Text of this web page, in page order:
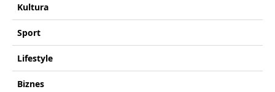
Kultura
Sport
Lifestyle
Biznes